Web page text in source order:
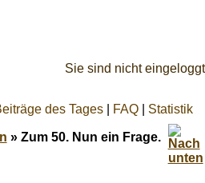
Sie sind nicht eingeloggt
des Tages FAQ Statistik
» Zum 50. Nun ein Frage.